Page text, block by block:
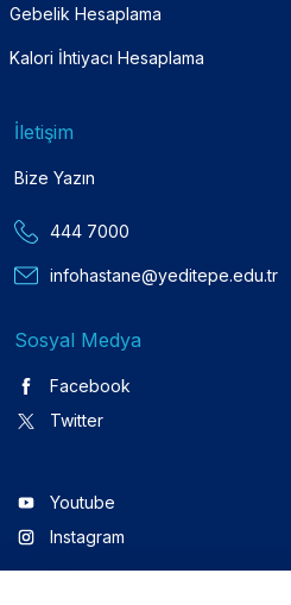
Gebelik Hesaplama
Kalori İhtiyacı Hesaplama
İletişim
Bize Yazın
444 7000
infohastane@yeditepe.edu.tr
Sosyal Medya
Facebook
Twitter
Youtube
Instagram